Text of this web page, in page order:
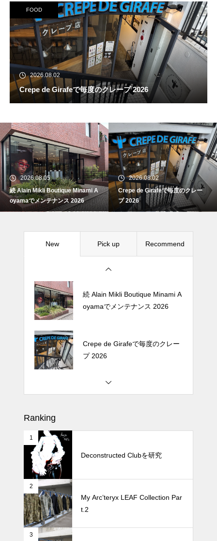
FOOD
2026.08.02
Crepe de Girafeで毎度のクレープ 2026
2026.08.05
続 Alain Mikli Boutique Minami A
oyamaでメンテナンス 2026
2026.08.02
Crepe de Girafeで毎度のクレー
プ 2026
New Pick up Recommend
続 Alain Mikli Boutique Minami A
oyamaでメンテナンス 2026
Crepe de Girafeで毎度のクレー
プ 2026
続 Alain Mikli Boutique Minami A
oyamaでメンテナンス 2026
Crepe de Girafeで毎度のクレー
プ 2026
oyamaでメンテナンス 2026
Ranking
1
Deconstructed Clubを研究
2
My Arc’teryx LEAF Collection Par
t.2
3